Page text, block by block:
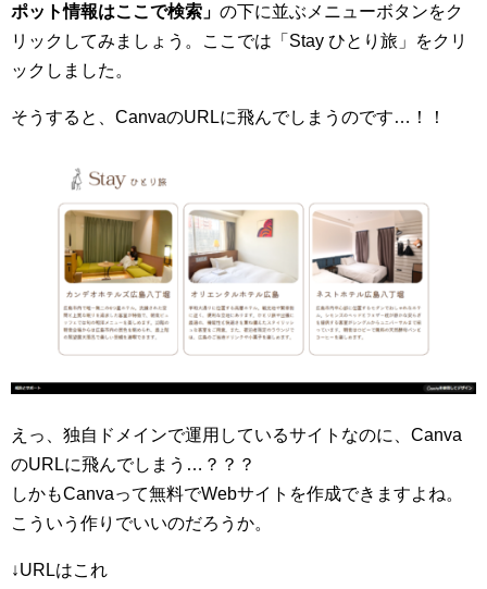
ポット情報はここで検索」 の下に並ぶメニューボタンをク
リックしてみましょう。ここでは「Stay ひとり旅」をクリ
ックしました。
そうすると、CanvaのURLに飛んでしまうのです…！！
えっ、独自ドメインで運用しているサイトなのに、Canva
のURLに飛んでしまう…？？？
しかもCanvaって無料でWebサイトを作成できますよね。
こういう作りでいいのだろうか。
↓URLはこれ